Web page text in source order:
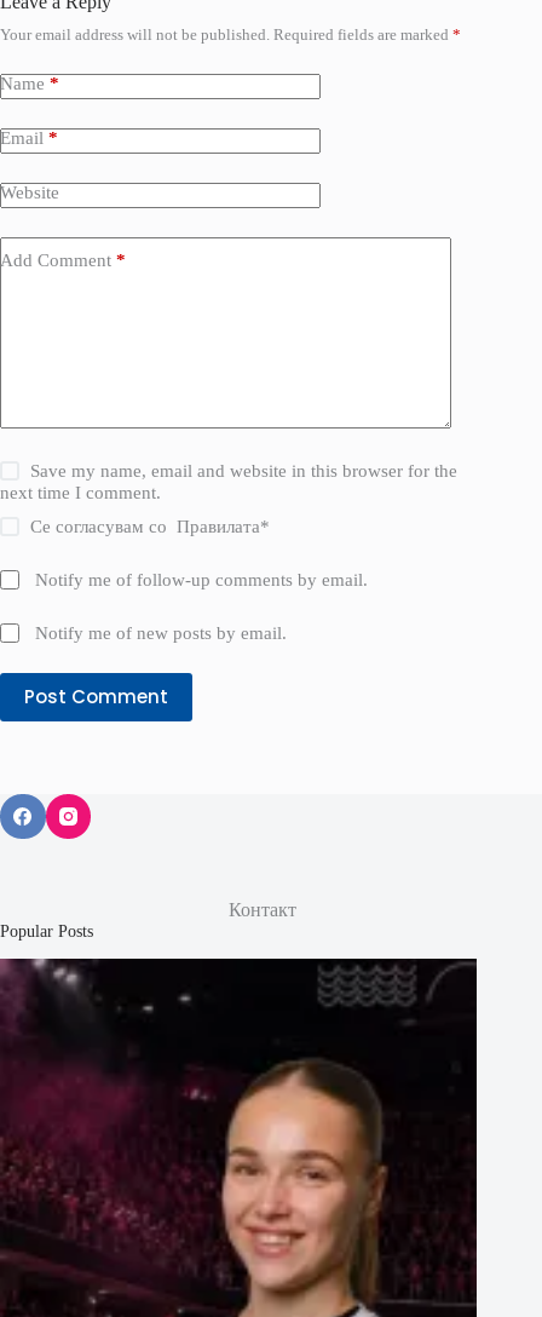
Your email address will not be published. Required fields are marked *
Name *
Email *
Website
Add Comment *
Save my name, email and website in this browser for the
next time I comment.
Се согласувам соПравилата*
Notify me of follow-up comments by email.
Notify me of new posts by email.
Post Comment
Контакт
Popular Posts